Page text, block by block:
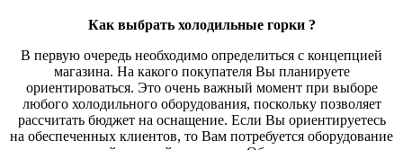
Как выбрать холодильные горки ?
В первую очередь необходимо определиться с концепцией
магазина. На какого покупателя Вы планируете
ориентироваться. Это очень важный момент при выборе
любого холодильного оборудования, поскольку позволяет
рассчитать бюджет на оснащение. Если Вы ориентируетесь
на обеспеченных клиентов, то Вам потребуется оборудование